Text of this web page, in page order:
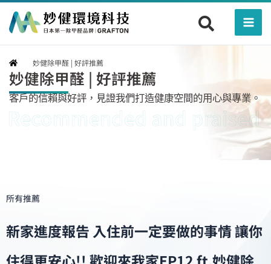
跳
妙健除甲醛 | 好評推薦
妙健除甲醛 | 好評推薦
客戶的信賴與好評，見證我們打造健康空間的用心與專業。
所有推薦
新家進度報告 入住前一定要做的事情 讓你